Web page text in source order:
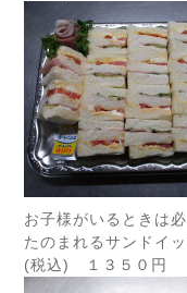
お子様がいるときは
たのまれるサンドイ
(税込) １３５０円